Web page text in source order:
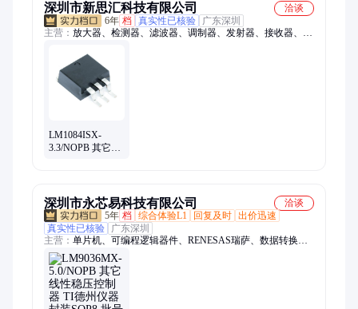
深圳市新思汇科技有限公司
洽谈
6年 档 真实性已核验
广东深圳
主营： 放大器、检测器、滤波器、调制器、发射器、接收器、衰
终端负载、隔直流器、微波射频、集成电路、同轴开关、接入监
控ic、频率综合器、射频适配器、定向耦合器、耦合器电桥、多
路复用器、rfid读取模块
LM1084ISX-
3.3/NOPB 其它线
深圳市永芯易科技有限公司
洽谈
5年 档 综合体验L1 回复及时 出价迅速
真实性已核验
广东深圳
主营： 单片机、可编程逻辑器件、RENESAS瑞萨、数据转换芯
片、恩智浦、数字信号处理器、中科芯、接口芯片、TI德州仪
器、存储芯片、赛灵思、ADI亚德诺、电源芯片、国产芯片